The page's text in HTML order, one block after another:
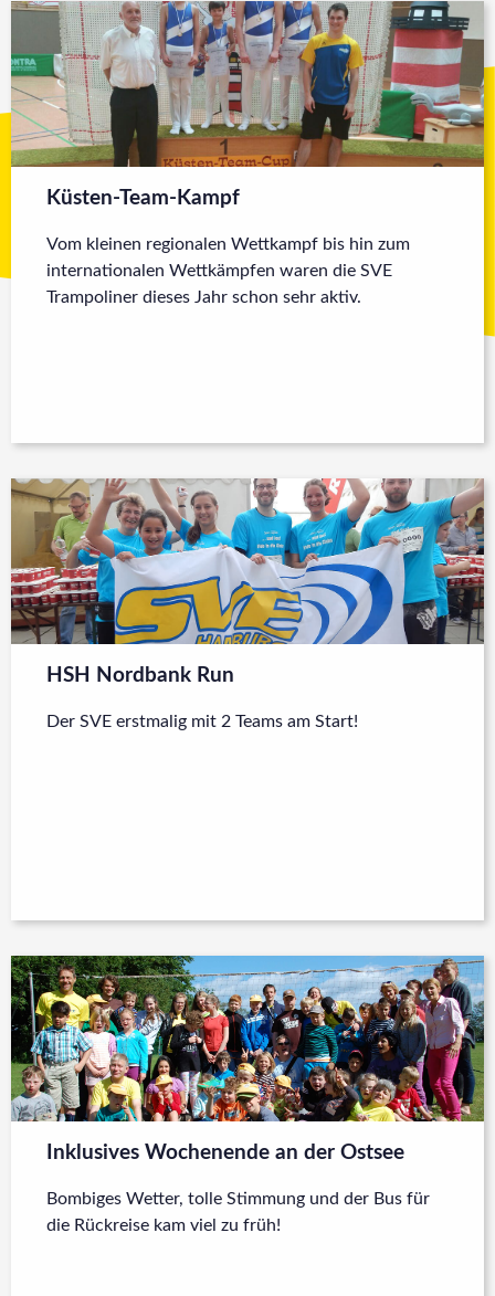
Küsten-Team-Kampf
Vom kleinen regionalen Wettkampf bis hin zum
internationalen Wettkämpfen waren die SVE
Trampoliner dieses Jahr schon sehr aktiv.
HSH Nordbank Run
Der SVE erstmalig mit 2 Teams am Start!
Inklusives Wochenende an der Ostsee
Bombiges Wetter, tolle Stimmung und der Bus für
die Rückreise kam viel zu früh!